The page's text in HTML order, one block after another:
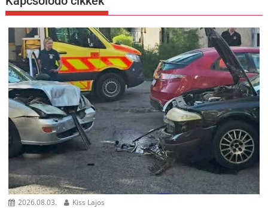
2026.08.03. Kiss Lajos